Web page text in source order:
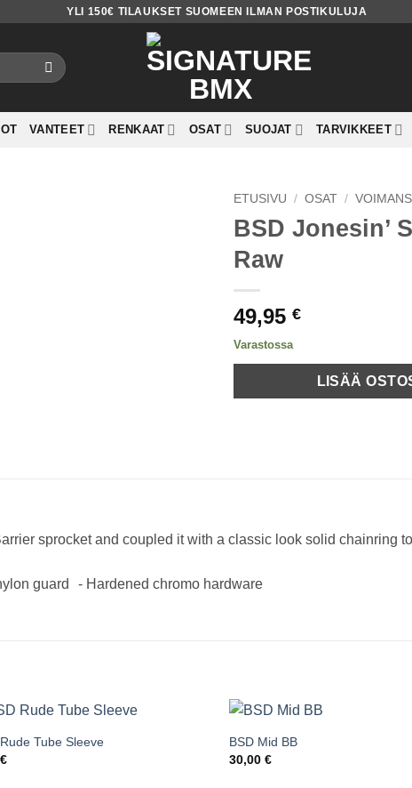
YLI 150€ TILAUKSET SUOMEEN ILMAN POSTIKULUJA
VANTEET RENKAAT OSAT SUOJAT TARVIKKEET
ETUSIVU / OSAT /
BSD Jonesin’
Raw
49,95 €
Varastossa
LISÄÄ
sprocket and coupled it with a classic look solid chainring
guard - Hardened chromo hardware
Tube Sleeve
€
BSD Mid BB
30,00 €